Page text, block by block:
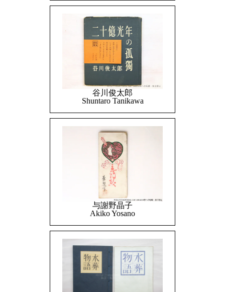
谷川俊太郎
Shuntaro Tanikawa
与謝野晶子
Akiko Yosano